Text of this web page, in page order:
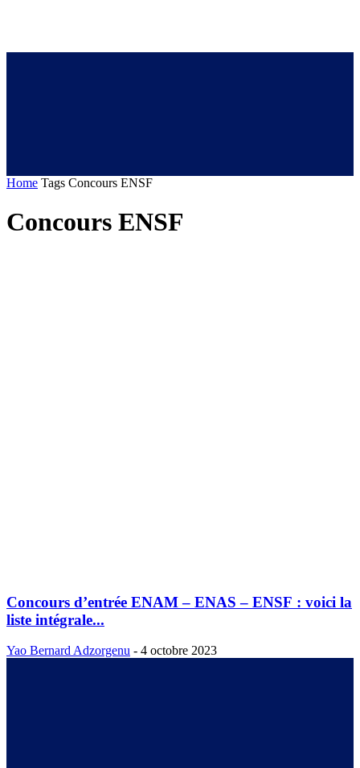
Home Tags Concours ENSF
Concours ENSF
Concours d’entrée ENAM – ENAS – ENSF : voici la
liste intégrale...
Yao Bernard Adzorgenu - 4 octobre 2023